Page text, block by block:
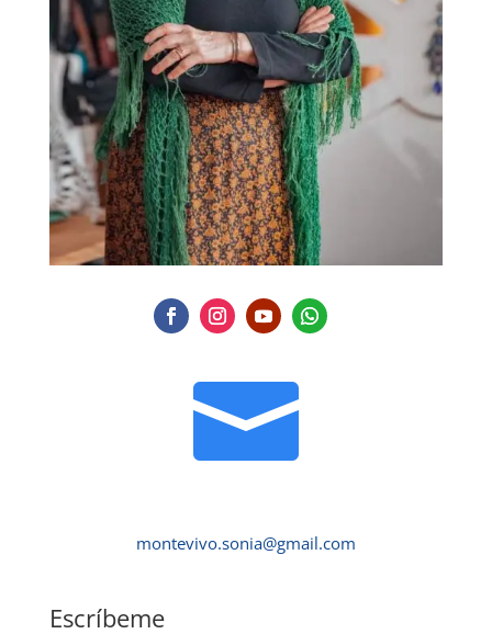

montevivo.sonia@gmail.com
Escríbeme